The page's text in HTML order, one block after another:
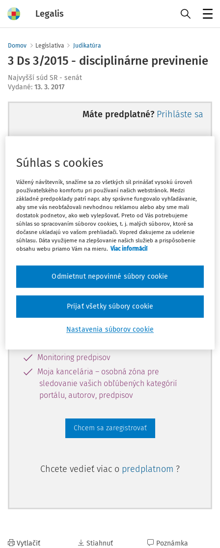
Legalis
Domov Legislatíva Judikatúra
3 Ds 3/2015 - disciplinárne previnenie
Najvyšší súd SR - senát
Vydané: 13. 3. 2017
Máte predplatné? Prihláste sa
Ups, zatiaľ ste si prečítali len
začiatok...
Celý odborný obsah z tejto oblasti je
dostupný predplatiteľom portálu.
obsahu a získajte prístup na 10 dní
zdarma, stačí sa len zaregistrovať.
Vďaka registrácii získate prístup aj k
vybranému obsahu:
Monitoring predpisov
Moja kancelária – osobná zóna pre
sledovanie vašich obľúbených kategórií
portálu, autorov, predpisov
Chcem sa zaregistrovať
Chcete vedieť viac o predplatnom ?
Vytlačiť Stiahnuť Poznámka
Súhlas s cookies
Vážený návštevník, snažíme sa zo všetkých síl prinášať vysokú úroveň
používateľského komfortu pri používaní našich webstránok. Medzi
základné predpoklady patrí napr. aby správne fungovalo vyhľadávanie,
aby sme vás neobťažovali nevhodnou reklamou alebo aby sme mali
dostatok podnetov, ako web vylepšovať. Preto od Vás potrebujeme
súhlas so spracovaním súborov cookies, t. j. malých súborov, ktoré sa
dočasne ukladajú vo vašom prehliadači. Vopred ďakujeme za udelenie
súhlasu. Dáta využijeme na zlepšovanie našich služieb a prispôsobenie
obsahu webu priamo Vám na mieru. Viac informácií
Nastavenia súborov cookie
Odmietnut nepovinné súbory cookie
Prijať všetky súbory cookie